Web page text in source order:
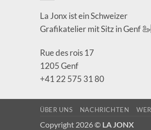
La Jonx ist ein Schweizer
Grafikatelier mit Sitz in Genf
Rue des rois 17
1205 Genf
+41 22 575 31 80
ÜBER UNS NACHRICHTEN
Copyright 2026 © LA JONX